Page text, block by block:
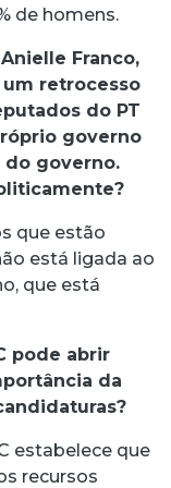
de homens.
Franco,
um retrocesso
do PT
governo
governo.
que estão
está ligada ao
que está
pode abrir
da
estabelece que
recursos